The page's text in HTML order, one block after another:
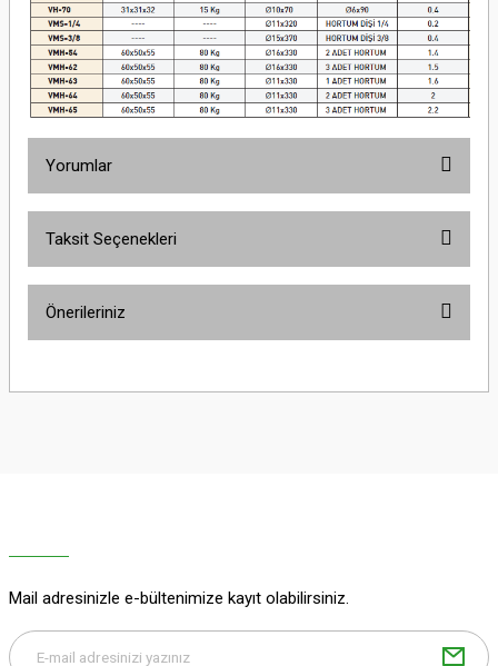
Yorumlar
Taksit Seçenekleri
Önerileriniz
Bu ürüne benzer farklı alternatifler olmalı.
Mail adresinizle e-bültenimize kayıt olabilirsiniz.